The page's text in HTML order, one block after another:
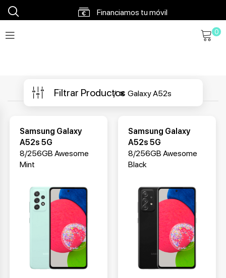
Financiamos tu móvil
0
Filtrar Productos Galaxy A52s
Samsung Galaxy
A52s 5G
8/256GB Awesome
Mint
Samsung Galaxy
A52s 5G
8/256GB Awesome
Black